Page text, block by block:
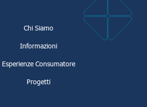
Chi Siamo
Informazioni
Esperienze Consumatore
Progetti